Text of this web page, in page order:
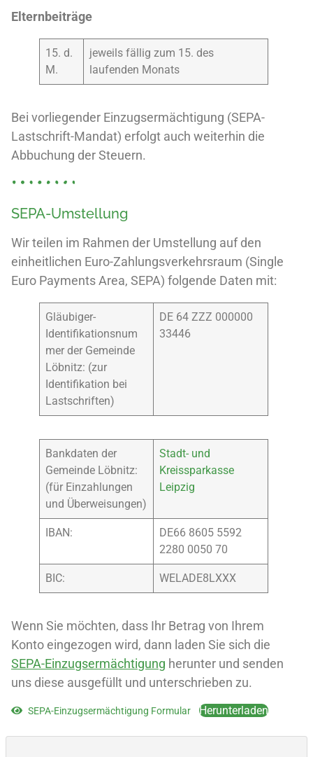
Elternbeiträge
15. d.
M.
jeweils fällig zum 15. des
laufenden Monats
Bei vorliegender Einzugsermächtigung (SEPA-
Lastschrift-Mandat) erfolgt auch weiterhin die
Abbuchung der Steuern.
SEPA-Umstellung
Wir teilen im Rahmen der Umstellung auf den
einheitlichen Euro-Zahlungsverkehrsraum (Single
Euro Payments Area, SEPA) folgende Daten mit:
Gläubiger-
Identifikationsnum
mer der Gemeinde
Löbnitz: (zur
Identifikation bei
Lastschriften)
DE 64 ZZZ 000000
33446
Bankdaten der
Gemeinde Löbnitz:
(für Einzahlungen
und Überweisungen)
Stadt- und
Kreissparkasse
Leipzig
IBAN:
DE66 8605 5592
2280 0050 70
BIC: WELADE8LXXX
Wenn Sie möchten, dass Ihr Betrag von Ihrem
Konto eingezogen wird, dann laden Sie sich die
SEPA-Einzugsermächtigung herunter und senden
uns diese ausgefüllt und unterschrieben zu.
SEPA-Einzugsermächtigung Formular Herunterladen